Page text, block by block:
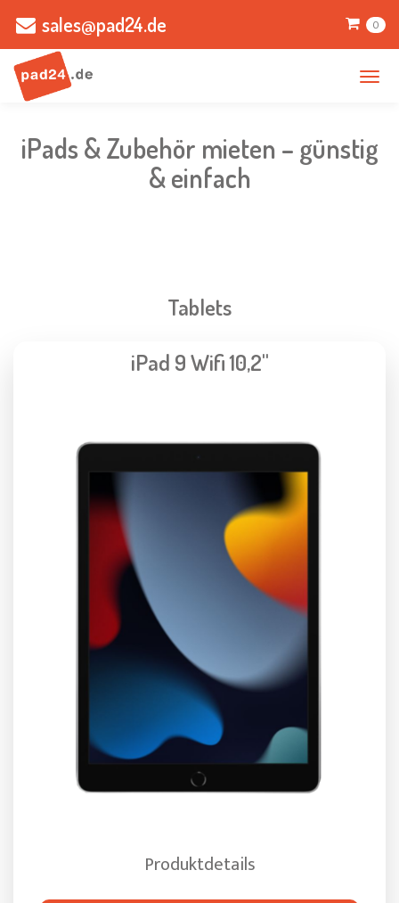
sales@pad24.de 0
iPads & Zubehör mieten – günstig
& einfach
Tablets
iPad 9 Wifi 10,2"
Produktdetails